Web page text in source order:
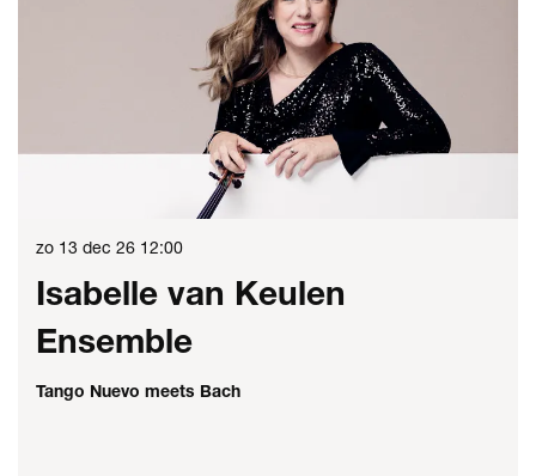
Isabelle van Keulen
Ensemble
Tango Nuevo meets Bach
zo 13 dec 26 12:00